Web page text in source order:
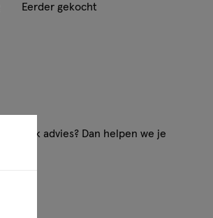
Eerder gekocht
advies? Dan helpen we je